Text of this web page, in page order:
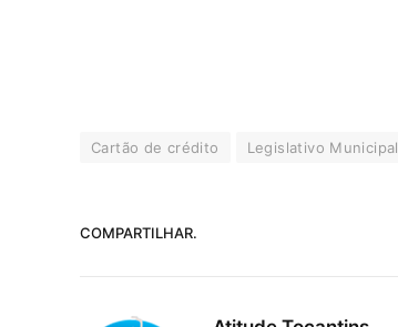
Cartão de crédito Legislativo Municipal
COMPARTILHAR.